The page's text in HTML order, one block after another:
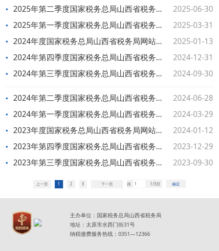
2025年第二季度国家税务总局山西省税务局网站和新媒体自查情况
2025-06-30
2025年第一季度国家税务总局山西省税务局网站和新媒体自查情况
2025-03-31
2024年度国家税务总局山西省税务局网站工作年度报表
2025-01-13
2024年第四季度国家税务总局山西省税务局网站和新媒体自查情况
2024-12-31
2024年第三季度国家税务总局山西省税务局网站和新媒体自查情况
2024-09-30
2024年第二季度国家税务总局山西省税务局网站和新媒体自查情况
2024-06-28
2024年第一季度国家税务总局山西省税务局网站和新媒体自查情况
2024-03-29
2023年度国家税务总局山西省税务局网站工作年度报表
2024-01-12
2023年第四季度国家税务总局山西省税务局网站和新媒体自查情况
2023-12-29
2023年第三季度国家税务总局山西省税务局网站和新媒体自查情况
2023-09-30
上一页 1 2 3 下一页 跳 1/3页 确定
主办单位：国家税务总局山西省税务局
地址：太原市水西门街31号
纳税缴费服务热线：0351—12366